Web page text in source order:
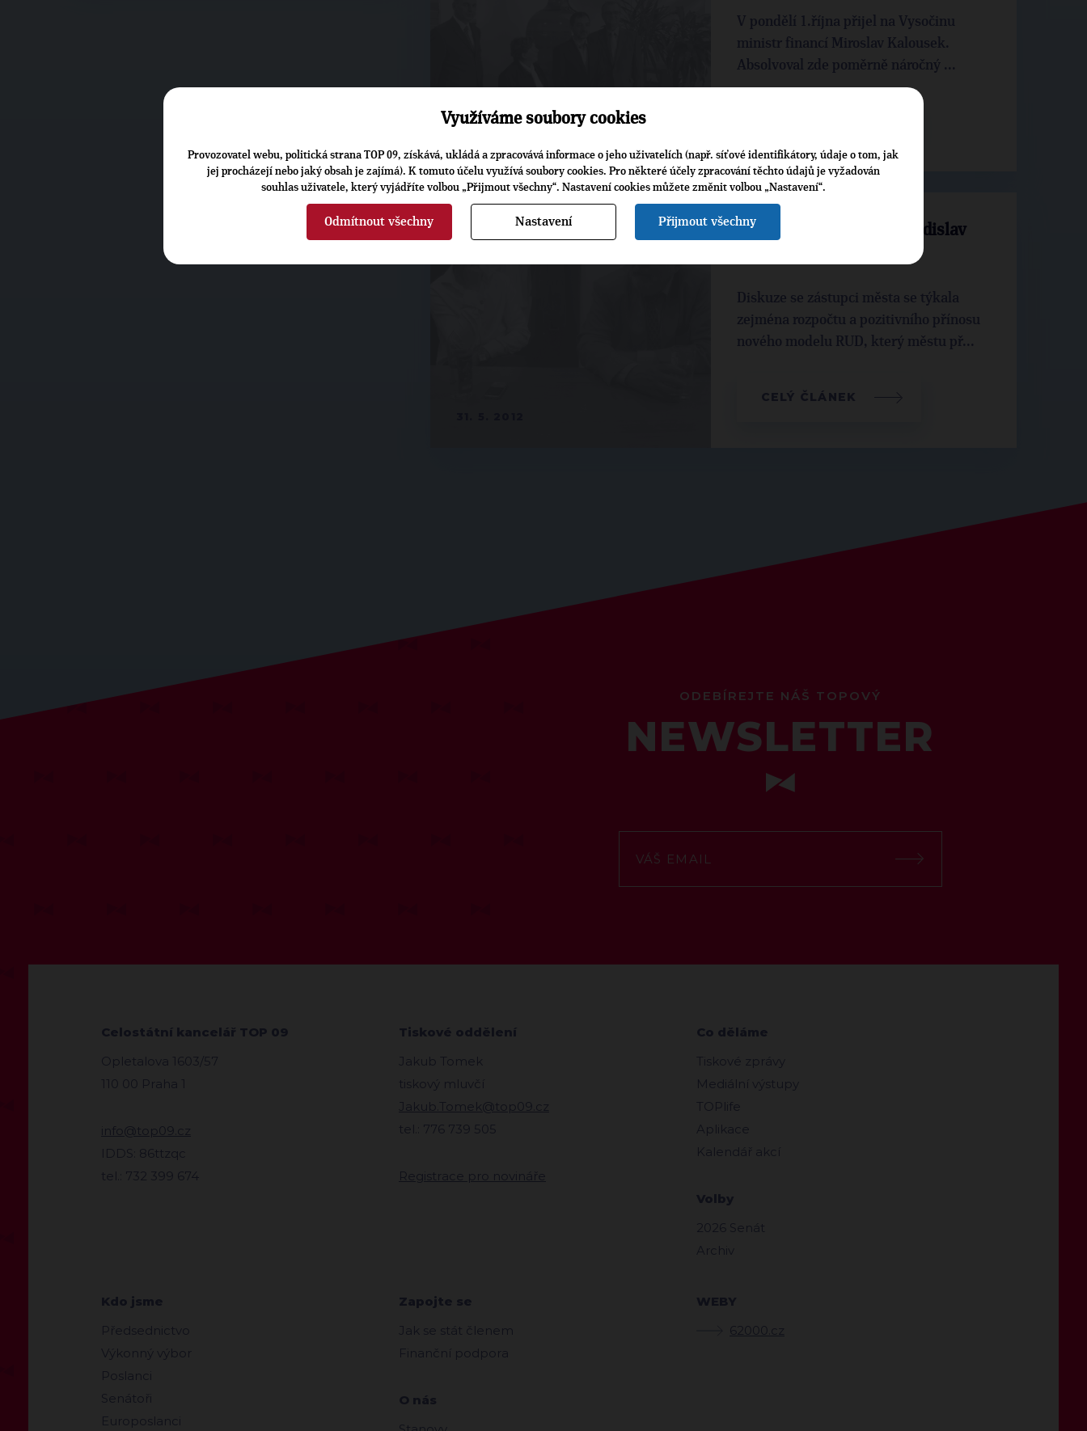
V pondělí 1.října přijel na Vysočinu
ministr financí Miroslav Kalousek.
Absolvoval zde poměrně náročný ...
Kandidát na hejtmana Ladislav
Diskuze se zástupci města se týkala
zejména rozpočtu a pozitivního přínosu
nového modelu RUD, který městu př...
CELÝ ČLÁNEK
ODEBÍREJTE NÁŠ TOPOVÝ
NEWSLETTER
Celostátní kancelář TOP 09
Opletalova 1603/57
110 00 Praha 1
info@top09.cz
IDDS: 86ttzqc
tel.: 732 399 674
Tiskové oddělení
Jakub Tomek
tiskový mluvčí
Jakub.Tomek@top09.cz
tel.: 776 739 505
Registrace pro novináře
Co děláme
Tiskové zprávy
Mediální výstupy
TOPlife
Aplikace
Kalendář akcí
Volby
2026 Senát
Archiv
Kdo jsme
Předsednictvo
Výkonný výbor
Poslanci
Senátoři
Europoslanci
Zapojte se
Jak se stát členem
Finanční podpora
O nás
WEBY
62000.cz
Využíváme soubory cookies
Provozovatel webu, politická strana TOP 09, získává, ukládá a zpracovává informace o jeho uživatelích (např. síťové identifikátory, údaje o tom, jak
jej procházejí nebo jaký obsah je zajímá). K tomuto účelu využívá soubory cookies. Pro některé účely zpracování těchto údajů je vyžadován
souhlas uživatele, který vyjádříte volbou „Přijmout všechny“. Nastavení cookies můžete změnit volbou „Nastavení“.
Odmítnout všechny Nastavení Přijmout všechny